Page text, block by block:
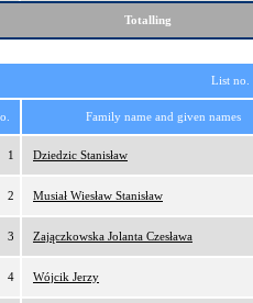
Totalling
List
Family name and given names
1 Dziedzic Stanisław
2 Musiał Wiesław Stanisław
3 Zajączkowska Jolanta Czesława
4 Wójcik Jerzy